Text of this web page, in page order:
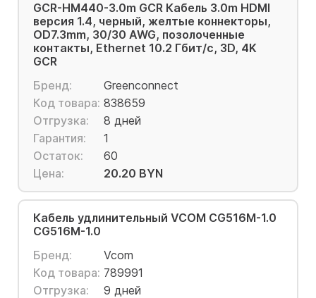
GCR-HM440-3.0m GCR Кабель 3.0m HDMI
версия 1.4, черный, желтые коннекторы,
OD7.3mm, 30/30 AWG, позолоченные
контакты, Ethernet 10.2 Гбит/с, 3D, 4K
GCR
Бренд:
Greenconnect
Код товара: 838659
Отгрузка:
8 дней
Гарантия:
1
Остаток:
60
Цена:
20.20 BYN
Кабель удлинительный VCOM CG516M-1.0
CG516M-1.0
Бренд:
Vcom
Код товара: 789991
Отгрузка:
9 дней